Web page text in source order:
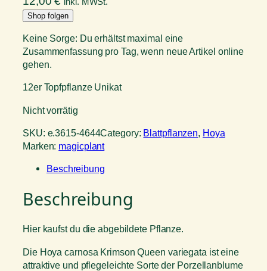
Shop folgen
Keine Sorge: Du erhältst maximal eine
Zusammenfassung pro Tag, wenn neue Artikel online
gehen.
12er Topfpflanze Unikat
Nicht vorrätig
SKU: e.3615-4644Category: Blattpflanzen, Hoya
Marken: magicplant
Beschreibung
Beschreibung
Hier kaufst du die abgebildete Pflanze.
Die Hoya carnosa Krimson Queen variegata ist eine
attraktive und pflegeleichte Sorte der Porzellanblume